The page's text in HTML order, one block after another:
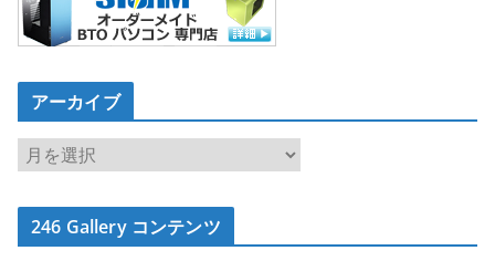
アーカイブ
ア
ー
カ
イ246 Gallery コンテンツ